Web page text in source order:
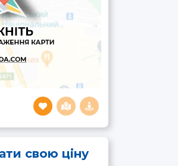
свою ціну